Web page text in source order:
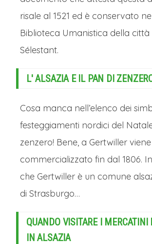
maestoso albero di Natale
con oltre 8.000 cristalli
crea un'atmosfera di pura
e prelibatezze. Un altro
Giardini, illuminato da luci
I mercatini di Natale di
incantano in uno scenario
tra le acque scintillanti del
maestose montagne che
cornice. Lungo la
Kapellplatz, tra le
casette di legno, si
risale al 1521 ed è conservato
Biblioteca Umanistica della città
Sélestant.
L' ALSAZIA E IL PAN DI
Cosa manca nell’elenco dei
festeggiamenti nordici del
zenzero! Bene, a Gertwiller viene
commercializzato fin dal 1806.
che Gertwiller è un comune
di Strasburgo…
QUANDO VISITARE I MERCATINI
IN ALSAZIA